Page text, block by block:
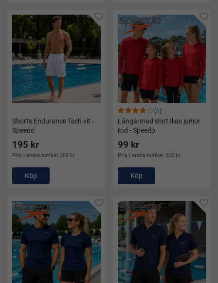
Shorts Endurance Tech vit -
Speedo
195 kr
Pris i andra butiker 300 kr
Köp
(1)
Långärmad shirt Ilias junior
röd - Speedo
99 kr
Pris i andra butiker 300 kr
Köp